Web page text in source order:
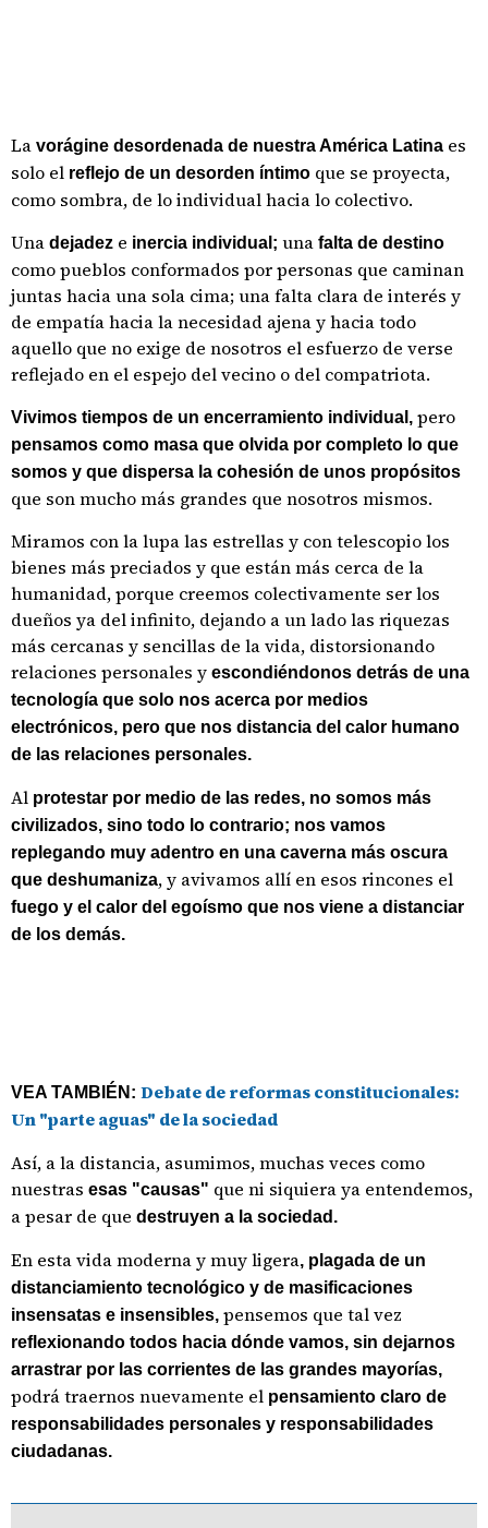
La vorágine desordenada de nuestra América Latina es
solo el reflejo de un desorden íntimo que se proyecta,
como sombra, de lo individual hacia lo colectivo.
Una dejadez e inercia individual; una falta de destino
como pueblos conformados por personas que caminan
juntas hacia una sola cima; una falta clara de interés y
de empatía hacia la necesidad ajena y hacia todo
aquello que no exige de nosotros el esfuerzo de verse
reflejado en el espejo del vecino o del compatriota.
Vivimos tiempos de un encerramiento individual, pero
pensamos como masa que olvida por completo lo que
somos y que dispersa la cohesión de unos propósitos
que son mucho más grandes que nosotros mismos.
Miramos con la lupa las estrellas y con telescopio los
bienes más preciados y que están más cerca de la
humanidad, porque creemos colectivamente ser los
dueños ya del infinito, dejando a un lado las riquezas
más cercanas y sencillas de la vida, distorsionando
relaciones personales y escondiéndonos detrás de una
tecnología que solo nos acerca por medios
electrónicos, pero que nos distancia del calor humano
de las relaciones personales.
Al protestar por medio de las redes, no somos más
civilizados, sino todo lo contrario; nos vamos
replegando muy adentro en una caverna más oscura
que deshumaniza, y avivamos allí en esos rincones el
fuego y el calor del egoísmo que nos viene a distanciar
de los demás.
VEA TAMBIÉN: Debate de reformas constitucionales:
Un "parte aguas" de la sociedad
Así, a la distancia, asumimos, muchas veces como
nuestras esas "causas" que ni siquiera ya entendemos,
a pesar de que destruyen a la sociedad.
En esta vida moderna y muy ligera, plagada de un
distanciamiento tecnológico y de masificaciones
insensatas e insensibles, pensemos que tal vez
reflexionando todos hacia dónde vamos, sin dejarnos
arrastrar por las corrientes de las grandes mayorías,
podrá traernos nuevamente el pensamiento claro de
responsabilidades personales y responsabilidades
ciudadanas.